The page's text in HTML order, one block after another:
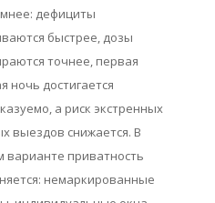
дефициты
быстрее, дозы
точнее, первая
ночь достигается
а риск экстренных
выездов снижается. В
варианте приватность
немаркированные